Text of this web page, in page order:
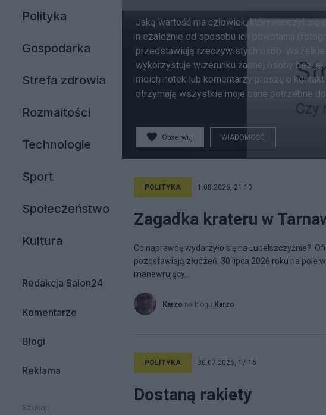
Polityka
Gospodarka
Strefa zdrowia
Rozmaitości
Technologie
Sport
Społeczeństwo
Kultura
Redakcja Salon24
Komentarze
Blogi
Reklama
Szukaj:
Jaką wartość ma człowiek, który nauczył
niezależnie od sposobu ich powstania
przedstawiają rzeczywistych osób.
wykorzystuje wizerunku żadnej osoby bez
moich notek lub komentarzy proszę o
otrzymają wszystkie moje dane potrzebne
Obserwuj WIADOMOŚĆ
POLITYKA 1.08.2026, 21:10
Zagadka krateru w
Co naprawdę wydarzyło się na Lubelszczyźnie?
pozostawiają złudzeń: 30 lipca 2026 roku na pole
manewrujący...
Karzo na blogu Karzo
POLITYKA 30.07.2026, 17:15
Dostaną rakiety